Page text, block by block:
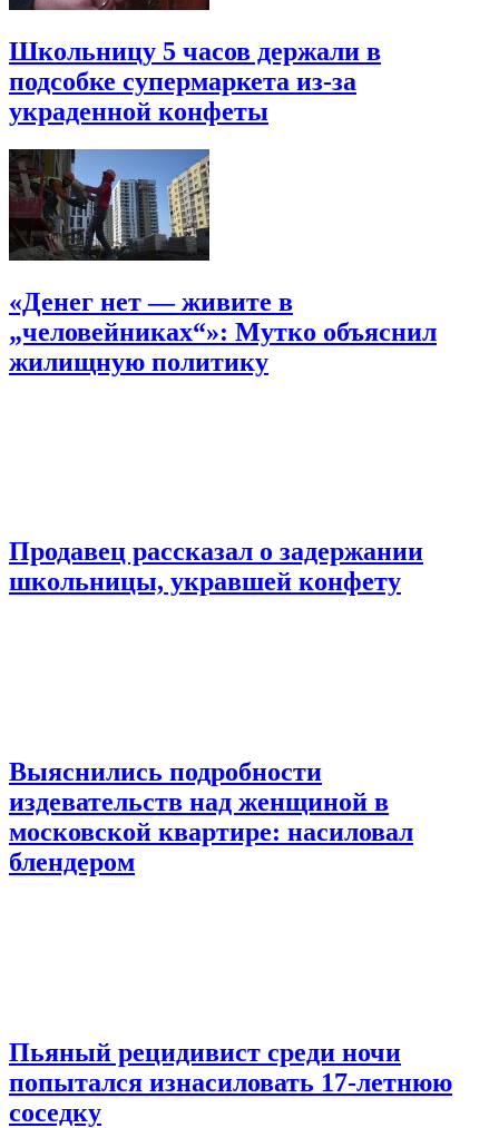
Школьницу 5 часов держали в
подсобке супермаркета из-за
украденной конфеты
«Денег нет — живите в
„человейниках“»: Мутко объяснил
жилищную политику
Продавец рассказал о задержании
школьницы, укравшей конфету
Выяснились подробности
издевательств над женщиной в
московской квартире: насиловал
блендером
Пьяный рецидивист среди ночи
попытался изнасиловать 17-летнюю
соседку